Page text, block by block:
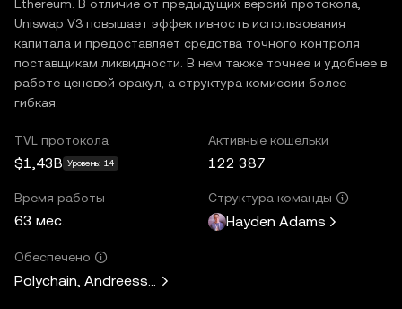
Ethereum. В отличие от предыдущих версий протокола,
Uniswap V3 повышает эффективность использования
капитала и предоставляет средства точного контроля
поставщикам ликвидности. В нем также точнее и удобнее в
работе ценовой оракул, а структура комиссии более
гибкая.
TVL протокола
$1,43B Уровень: 14
Активные кошельки
122 387
Время работы
63 мес.
Структура команды
Hayden Adams
Обеспечено
Polychain, Andreessen Horowitz, Paradigm, Variant Fund,